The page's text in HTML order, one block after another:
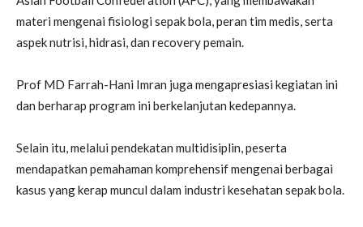
materi mengenai fisiologi sepak bola, peran tim medis, serta
aspek nutrisi, hidrasi, dan recovery pemain.
Prof MD Farrah-Hani Imran juga mengapresiasi kegiatan ini
dan berharap program ini berkelanjutan kedepannya.
Selain itu, melalui pendekatan multidisiplin, peserta
mendapatkan pemahaman komprehensif mengenai berbagai
kasus yang kerap muncul dalam industri kesehatan sepak bola.